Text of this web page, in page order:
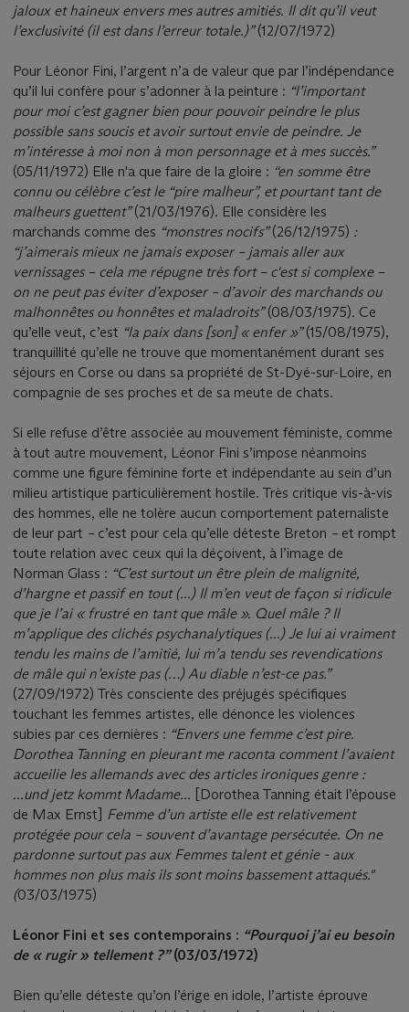
jaloux et haineux envers mes autres amitiés. Il dit qu’il veut
l’exclusivité (il est dans l’erreur totale.)”(12/07/1972)
Pour Léonor Fini, l’argent n’a de valeur que par l’indépendance
qu’il lui confère pour s’adonner à la peinture : “l’important
pour moi c’est gagner bien pour pouvoir peindre le plus
possible sans soucis et avoir surtout envie de peindre. Je
m’intéresse à moi non à mon personnage et à mes succès.”
(05/11/1972) Elle n'a que faire de la gloire : “en somme être
connu ou célèbre c’est le “pire malheur”, et pourtant tant de
malheurs guettent”(21/03/1976). Elle considère les
marchands comme des “monstres nocifs”(26/12/1975) :
“j’aimerais mieux ne jamais exposer – jamais aller aux
vernissages – cela me répugne très fort – c'est si complexe –
on ne peut pas éviter d’exposer – d’avoir des marchands ou
malhonnêtes ou honnêtes et maladroits”(08/03/1975). Ce
qu’elle veut, c’est “la paix dans [son] « enfer »”(15/08/1975),
tranquillité qu’elle ne trouve que momentanément durant ses
séjours en Corse ou dans sa propriété de St-Dyé-sur-Loire, en
compagnie de ses proches et de sa meute de chats.
Si elle refuse d’être associée au mouvement féministe, comme
à tout autre mouvement, Léonor Fini s’impose néanmoins
comme une figure féminine forte et indépendante au sein d’un
milieu artistique particulièrement hostile. Très critique vis-à-vis
des hommes, elle ne tolère aucun comportement paternaliste
de leur part – c’est pour cela qu’elle déteste Breton – et rompt
toute relation avec ceux qui la déçoivent, à l’image de
Norman Glass : “C’est surtout un être plein de malignité,
d’hargne et passif en tout (...) Il m’en veut de façon si ridicule
que je l’ai « frustré en tant que mâle ». Quel mâle ? Il
m’applique des clichés psychanalytiques (...) Je lui ai vraiment
tendu les mains de l’amitié, lui m’a tendu ses revendications
de mâle qui n’existe pas (…) Au diable n’est-ce pas.”
(27/09/1972) Très consciente des préjugés spécifiques
touchant les femmes artistes, elle dénonce les violences
subies par ces dernières : “Envers une femme c’est pire.
Dorothea Tanning en pleurant me raconta comment l’avaient
accueilie les allemands avec des articles ironiques genre :
...und jetz kommt Madame... [Dorothea Tanning était l’épouse
de Max Ernst] Femme d’un artiste elle est relativement
protégée pour cela – souvent d’avantage persécutée. On ne
pardonne surtout pas aux Femmes talent et génie - aux
hommes non plus mais ils sont moins bassement attaqués."
(03/03/1975)
Léonor Fini et ses contemporains : “Pourquoi j’ai eu besoin
de « rugir » tellement ?”(03/03/1972)
Bien qu’elle déteste qu’on l’érige en idole, l’artiste éprouve